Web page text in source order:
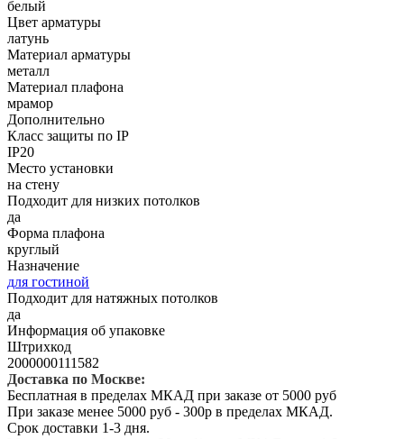
белый
Цвет арматуры
латунь
Материал арматуры
металл
Материал плафона
мрамор
Дополнительно
Класс защиты по IP
IP20
Место установки
на стену
Подходит для низких потолков
да
Форма плафона
круглый
Назначение
для гостиной
Подходит для натяжных потолков
да
Информация об упаковке
Штрихкод
2000000111582
Доставка по Москве:
Бесплатная в пределах МКАД при заказе от 5000 руб
При заказе менее 5000 руб - 300р в пределах МКАД.
Срок доставки 1-3 дня.